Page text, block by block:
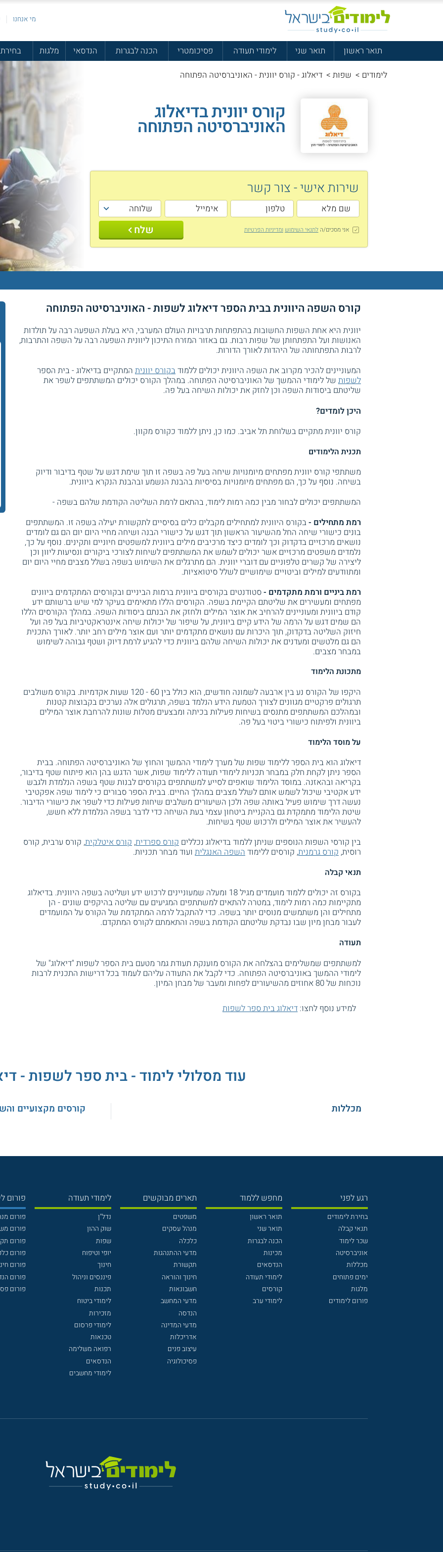
מי אנחנו
תואר ראשון תואר שני לימודי תעודה פסיכומטרי הכנה לבגרות הנדסאי מלגות
לימודים > שפות > דיאלוג - קורס יוונית - האוניברסיטה הפתוחה
קורס יוונית בדיאלוג
האוניברסיטה הפתוחה
שירות אישי - צור קשר
אני מסכים/הלתנאי השימוש ומדיניות הפרטיות שלח
קורס השפה היוונית בבית הספר דיאלוג לשפות - האוניברסיטה הפתוחה
יוונית היא אחת השפות החשובות בהתפתחות תרבויות העולם המערבי, היא בעלת השפעה רבה על תולדות
האנושות ועל התפתחותן של שפות רבות. גם באזור המזרח התיכון ליוונית השפעה רבה על השפה והתרבות,
לרבות התפתחותה של היהדות לאורך הדורות.
המעוניינים להכיר מקרוב את השפה היוונית יכולים ללמודבקורס יוונית המתקיים בדיאלוג - בית הספר
לשפות של לימודי ההמשך של האוניברסיטה הפתוחה. במהלך הקורס יכולים המשתתפים לשפר את
שליטתם ביסודות השפה וכן לחזק את יכולות השיחה בעל פה.
היכן לומדים?
קורס יוונית מתקיים בשלוחת תל אביב. כמו כן, ניתן ללמוד כקורס מקוון.
תכנית הלימודים
משתתפי קורס יוונית מפתחים מיומנויות שיחה בעל פה בשפה זו תוך שימת דגש על שטף בדיבור ודיוק
בשיחה. נוסף על כך, הם מפתחים מיומנויות בסיסיות בהבנת הנשמע ובהבנת הנקרא ביוונית.
המשתתפים יכולים לבחור מבין כמה רמות לימוד, בהתאם לרמת השליטה הקודמת שלהם בשפה -
רמת מתחילים -בקורס היוונית למתחילים מקבלים כלים בסיסיים לתקשורת יעילה בשפה זו. המשתתפים
בונים כישורי שיחה החל מהשיעור הראשון תוך דגש על כישורי הבנה ושיחה מחיי היום יום הם גם לומדים
נושאים מרכזיים בדקדוק וכך לומדים כיצד מרכיבים מילים ביוונית למשפטים חיוניים ותקינים. נוסף על כך,
נלמדים משפטים מרכזיים אשר יכולים לשמש את המשתתפים לשיחות לצורכי ביקורים ונסיעות ליוון וכן
ליצירה של קשרים טלפוניים עם דוברי יוונית. הם מתרגלים את השימוש בשפה בשלל מצבים מחיי היום יום
ומתוודעים למילים וביטויים שימושיים לשלל סיטואציות.
רמת ביניים ורמת מתקדמים -סטודנטים בקורסים ביוונית ברמות הביניים ובקורסים המתקדמים ביוונים
מפתחים ומעשירים את שליטתם הקיימת בשפה. הקורסים הללו מתאימים בעיקר למי שיש ברשותם ידע
קודם ביוונית ומעוניינים להרחיב את אוצר המילים ולחזק את הבנתם ביסודות השפה. במהלך הקורסים הללו
הם שמים דגש על הרמה של הידע קיים ביוונית, על שיפור של יכולות שיחה אינטראקטיביות בעל פה ועל
חיזוק השליטה בדקדוק, תוך היכרות עם נושאים מתקדמים יותר ועם אוצר מילים רחב יותר. לאורך התכנית
הם גם מלטשים ומעדנים את יכולות השיחה שלהם ביוונית כדי להגיע לרמת דיוק ושטף גבוהה לשימוש
במבחר מצבים.
מתכונת הלימוד
היקפו של הקורס נע בין ארבעה לשמונה חודשים, הוא כולל בין 60 - 120 שעות אקדמיות. בקורס משולבים
תרגולים פרקטיים מגוונים לצורך הטמעת הידע הנלמד בשפה, תרגולים אלה נערכים בקבוצות קטנות
ובמהלכם המשתתפים מתנסים בשיחות פעילות בכיתה ומבצעים מטלות שונות להרחבת אוצר המילים
ביוונית ולפיתוח כישורי ביטוי בעל פה.
על מוסד הלימוד
דיאלוג הוא בית הספר ללימוד שפות של מערך לימודי ההמשך והחוץ של האוניברסיטה הפתוחה. בבית
הספר ניתן לקחת חלק במבחר תכניות לימודי תעודה ללימוד שפות, אשר הדגש בהן הוא פיתוח שטף בדיבור,
בקריאה ובהאזנה. במוסד הלימוד שואפים לסייע למשתתפים בקורסים לבנות שטף בשפה הנלמדת ולגבש
ידע אקטיבי שיכול לשמש אותם לשלל מצבים במהלך החיים. בבית הספר סבורים כי לימוד שפה אפקטיבי
נעשה דרך שימוש פעיל באותה שפה ולכן השיעורים משלבים שיחות פעילות כדי לשפר את כישורי הדיבור.
שיטת הלימוד מתמקדת גם בהקניית ביטחון עצמי בעת השיחה כדי לדבר בשפה הנלמדת ללא חשש,
להעשיר את אוצר המילים ולרכוש שטף בשיחות.
בין קורסי השפות הנוספים שניתן ללמוד בדיאלוג נכללים קורס ספרדית,קורס איטלקית, קורס ערבית, קורס
רוסית,קורס גרמנית, קורסים ללימודהשפה האנגלית ועוד מבחר תכניות.
תנאי קבלה
בקורס זה יכולים ללמוד מועמדים מגיל 18 ומעלה שמעוניינים לרכוש ידע ושליטה בשפה היוונית. בדיאלוג
מתקיימות כמה רמות לימוד, במטרה להתאים למשתתפים המגיעים עם שליטה בהיקפים שונים - הן
מתחילים והן משתמשים מנוסים יותר בשפה. כדי להתקבל לרמה המתקדמת של הקורס על המועמדים
לעבור מבחן מיון שבו נבדקת שליטתם הקודמת בשפה והתאמתם לקורס המתקדם.
תעודה
למשתתפים שמשלימים בהצלחה את הקורס מוענקת תעודת גמר מטעם בית הספר לשפות "דיאלוג" של
לימודי ההמשך באוניברסיטה הפתוחה. כדי לקבל את התעודה עליהם לעמוד בכל דרישות התכנית לרבות
נוכחות של 80 אחוזים מהשיעורים לפחות ומעבר של מבחן המיון.
למידע נוסף לחצו: דיאלוג בית ספר לשפות
עוד מסלולי לימוד - בית ספר לשפות -
מכללות קורסים מקצועיים
רגע לפני
בחירת לימודים
תנאי קבלה
שכר לימוד
אוניברסיטה
מכללות
ימים פתוחים
מלגות
פורום לימודים
מחפש ללמוד
תואר ראשון
תואר שני
הכנה לבגרות
מכינות
הנדסאים
לימודי תעודה
קורסים
לימודי ערב
תארים מבוקשים
משפטים
מנהל עסקים
כלכלה
מדעי ההתנהגות
תקשורת
חינוך והוראה
חשבונאות
מדעי המחשב
הנדסה
מדעי המדינה
אדריכלות
עיצוב פנים
פסיכולוגיה
לימודי תעודה
נדל"ן
שוק ההון
שפות
יופי וטיפוח
חינוך
פיננסים וניהול
תכנות
לימודי ביטוח
מזכירות
לימודי פרסום
טכנאות
רפואה משלימה
הנדסאים
לימודי מחשבים
פורום
פורום
פורום
פורום
פורום
פורום
פורום
פורום